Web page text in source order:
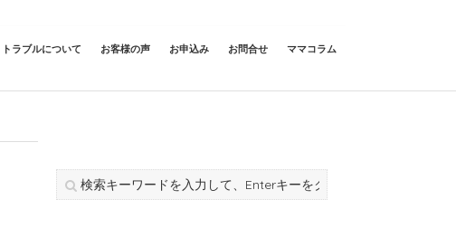
トラブルについて お客様の声 お申込み お問合せ ママコラム